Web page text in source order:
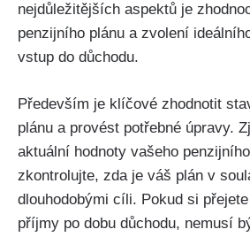
nejdůležitějších aspektů je
penzijního plánu a zvolení
vstup do důchodu.
Především je klíčové zhodnotit
plánu a provést potřebné úpravy.
aktuální hodnoty vašeho
zkontrolujte, zda je váš plán v
dlouhodobými cíli. Pokud si
příjmy po dobu důchodu, nemusí